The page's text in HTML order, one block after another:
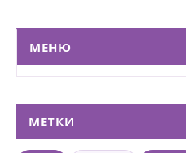
МЕНЮ
МЕТКИ